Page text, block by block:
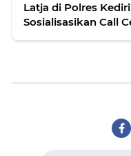
Latja di Polres
Sosialisasikan Call